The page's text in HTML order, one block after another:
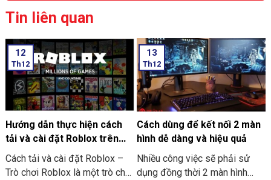
Tin liên quan
12
Th12
Hướng dẫn thực hiện cách
tải và cài đặt Roblox trên
máy tính thật đơn giản
Cách tải và cài đặt Roblox –
Trò chơi Roblox là một trò chơi
13
Th12
Cách dùng để kết nối 2 màn
hình dễ dàng và hiệu quả
Nhiều công việc sẽ phải sử
dụng đồng thời 2 màn hình